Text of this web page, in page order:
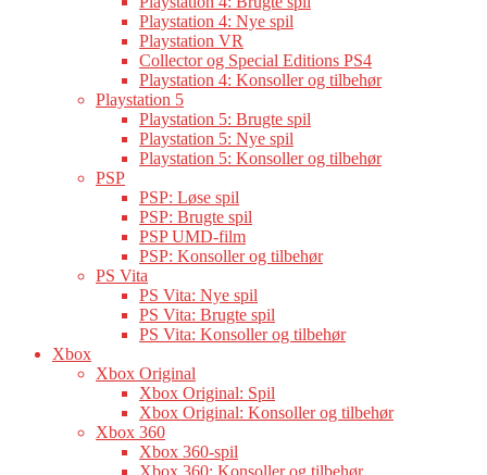
Playstation 4: Nye spil
Playstation VR
Collector og Special Editions PS4
Playstation 4: Konsoller og tilbehør
Playstation 5
Playstation 5: Brugte spil
Playstation 5: Nye spil
Playstation 5: Konsoller og tilbehør
PSP
PSP: Løse spil
PSP: Brugte spil
PSP UMD-film
PSP: Konsoller og tilbehør
PS Vita
PS Vita: Nye spil
PS Vita: Brugte spil
PS Vita: Konsoller og tilbehør
Xbox
Xbox Original
Xbox Original: Spil
Xbox Original: Konsoller og tilbehør
Xbox 360
Xbox 360-spil